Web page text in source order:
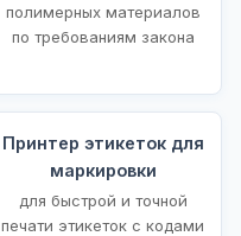
полимерных материалов
по требованиям закона
Принтер этикеток для
маркировки
для быстрой и точной
печати этикеток с кодами